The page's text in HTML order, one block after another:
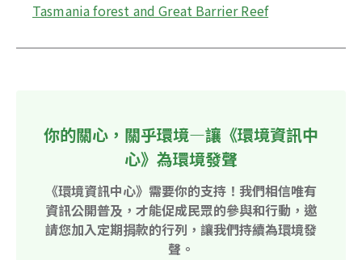
Tasmania forest and Great Barrier Reef
你的關心，關乎環境—讓《環境資訊中
心》為環境發聲
《環境資訊中心》需要你的支持！我們相信唯有
資訊公開普及，才能促成民眾的參與和行動，邀
請您加入定期捐款的行列，讓我們持續為環境發
聲。